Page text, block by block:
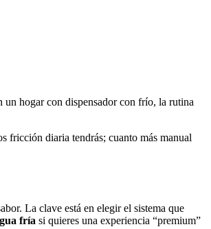
hogar con dispensador con frío, la rutina
fricción diaria tendrás; cuanto más manual
La clave está en elegir el sistema que
fría si quieres una experiencia “premium”